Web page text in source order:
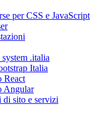
per CSS e JavaScript
.italia
Italia
React
Angular
sito e servizi